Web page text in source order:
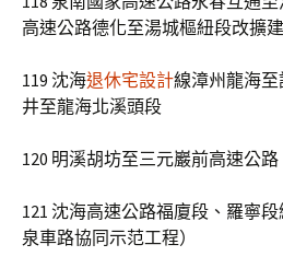
高速公路德化至湯城樞紐段改擴
119 沈海退休宅設計線漳州龍海
井至龍海北溪頭段
120 明溪胡坊至三元巖前高速公路
121 沈海高速公路福廈段、羅寧
泉車路協同示范工程）